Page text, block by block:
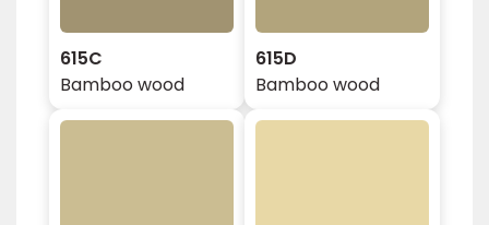
615C
Bamboo wood
615D
Bamboo wood